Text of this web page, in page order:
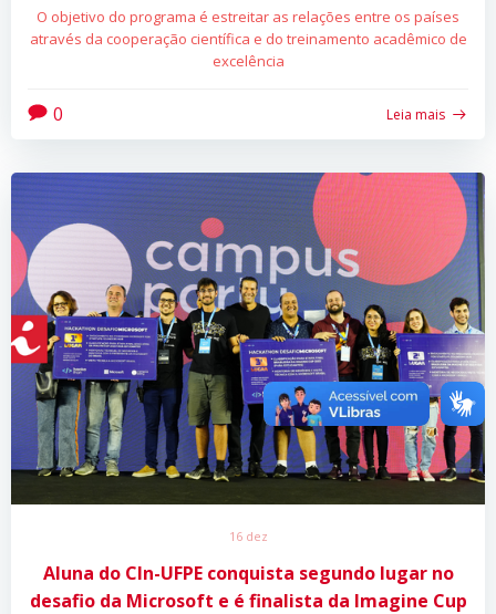
O objetivo do programa é estreitar as relações entre os países
através da cooperação científica e do treinamento acadêmico de
excelência
0 Leia mais
16 dez
Aluna do CIn-UFPE conquista segundo lugar no
desafio da Microsoft e é finalista da Imagine Cup